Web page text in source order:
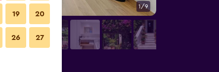
1/9
19 20
26 27